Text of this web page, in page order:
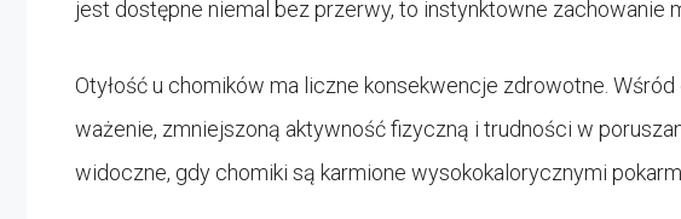
jest dostępne niemal bez przerwy, to instynktowne zachowanie
Otyłość u chomików ma liczne konsekwencje zdrowotne.
ważenie, zmniejszoną aktywność fizyczną i trudności w
widoczne, gdy chomiki są karmione wysokokalorycznymi